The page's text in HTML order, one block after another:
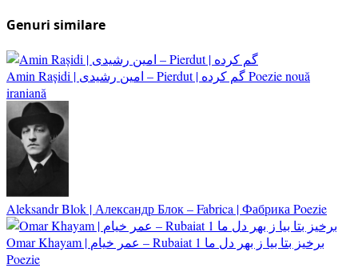
Genuri similare
Amin Rașidi | امین رشیدی – Pierdut | گم کردهPoezie nouă
iraniană
Aleksandr Blok | Александр Блок – Fabrica | Фабрика Poezie
Omar Khayam | عمر خیام – Rubaiat 1 برخیز بتا بیا ز بهر دل ما
Poezie